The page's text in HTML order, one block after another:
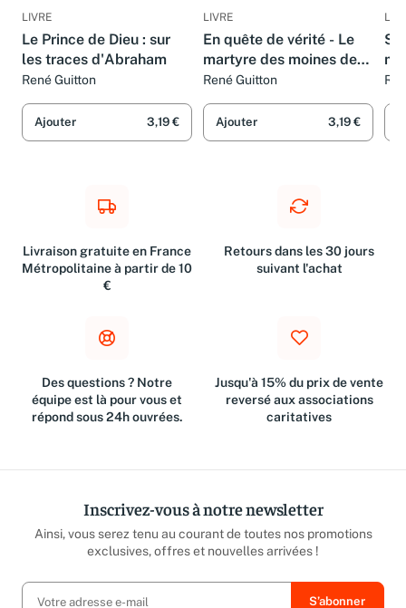
LIVRE
Le Prince de Dieu : sur
les traces d'Abraham
René Guitton
Ajouter 3,19 €
LIVRE
En quête de vérité - Le
martyre des moines de
Tibhirine
René Guitton
Ajouter 3,19 €
Si
Livraison gratuite en France
Métropolitaine à partir de 10
€
Retours dans les 30 jours
suivant l'achat
Des questions ? Notre
équipe est là pour vous et
répond sous 24h ouvrées.
Jusqu'à 15% du prix de vente
reversé aux associations
caritatives
Inscrivez-vous à notre newsletter
Ainsi, vous serez tenu au courant de toutes nos promotions
exclusives, offres et nouvelles arrivées !